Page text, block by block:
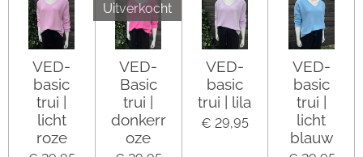
VED-
basic
trui |
licht
roze
Uitverkocht
VED-
Basic
trui |
donkerr
oze
VED-
basic
trui | lila
€ 29,95
VED-
basic
trui |
licht
blauw